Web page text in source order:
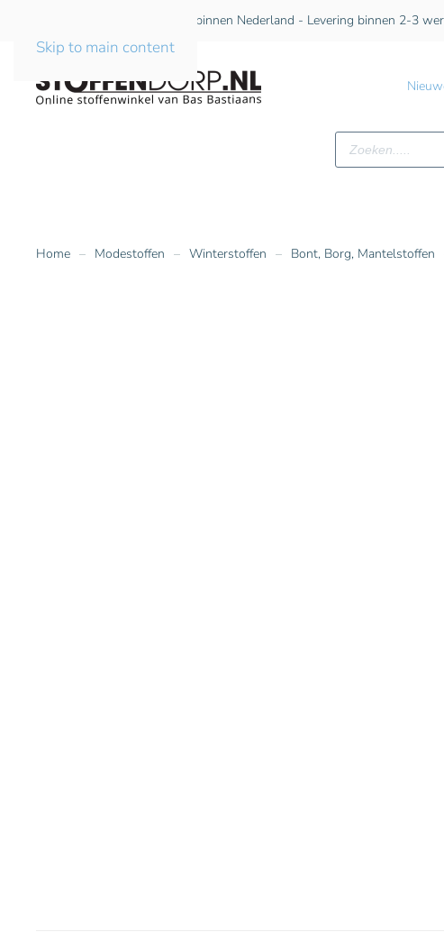
Skip to main content
Gratis verzending vanaf €75 binnen Nederland - Levering binnen 2-3
Producten
zoeken
Home Modestoffen Winterstoffen Bont, Borg, Mantelstoffen